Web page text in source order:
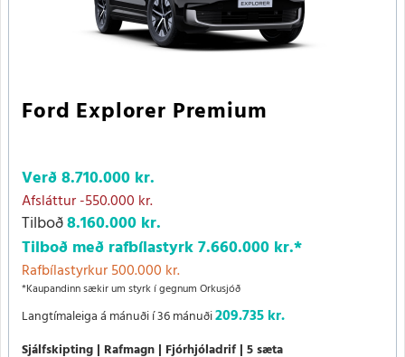
Ford Explorer Premium
Verð8.710.000 kr.
Afsláttur-550.000 kr.
Tilboð8.160.000 kr.
Tilboð með rafbílastyrk7.660.000 kr.*
Rafbílastyrkur 500.000 kr.
*Kaupandinn sækir um styrk í gegnum Orkusjóð
Langtímaleiga á mánuði í 36 mánuði209.735 kr.
Sjálfskipting Rafmagn Fjórhjóladrif 5 sæta